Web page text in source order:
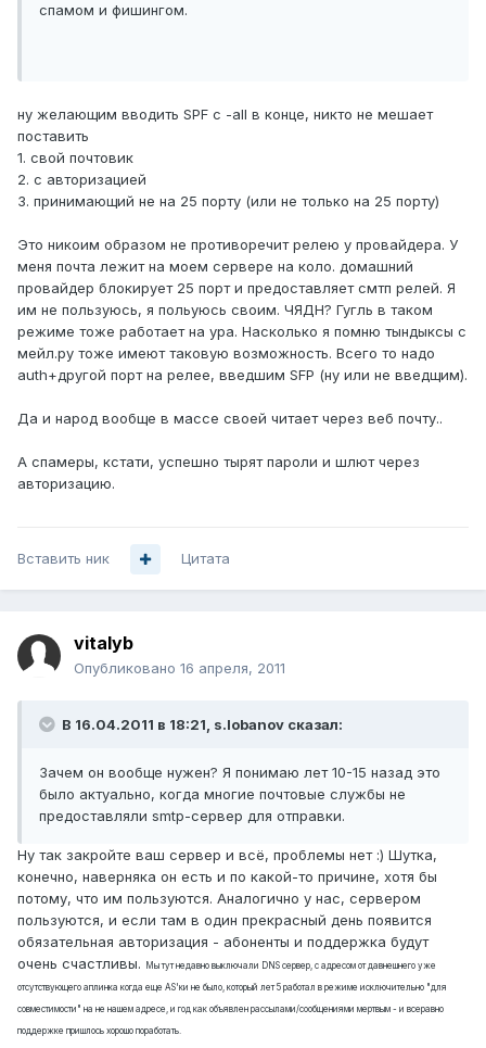
спамом и фишингом.
ну желающим вводить SPF с -all в конце, никто не мешает
поставить
1. свой почтовик
2. с авторизацией
3. принимающий не на 25 порту (или не только на 25 порту)
Это никоим образом не противоречит релею у провайдера. У
меня почта лежит на моем сервере на коло. домашний
провайдер блокирует 25 порт и предоставляет смтп релей. Я
им не пользуюсь, я польуюсь своим. ЧЯДН? Гугль в таком
режиме тоже работает на ура. Насколько я помню тындыксы с
мейл.ру тоже имеют таковую возможность. Всего то надо
auth+другой порт на релее, введшим SFP (ну или не введщим).
Да и народ вообще в массе своей читает через веб почту..
А спамеры, кстати, успешно тырят пароли и шлют через
авторизацию.
Вставить ник Цитата
vitalyb
Опубликовано 16 апреля, 2011
В 16.04.2011 в 18:21, s.lobanov сказал:
Зачем он вообще нужен? Я понимаю лет 10-15 назад это
было актуально, когда многие почтовые службы не
предоставляли smtp-сервер для отправки.
Ну так закройте ваш сервер и всё, проблемы нет :) Шутка,
конечно, наверняка он есть и по какой-то причине, хотя бы
потому, что им пользуются. Аналогично у нас, сервером
пользуются, и если там в один прекрасный день появится
обязательная авторизация - абоненты и поддержка будут
очень счастливы. Мы тут недавно выключали DNS сервер, с адресом от давнешнего уже
отсутствующего аплинка когда еще AS'ки не было, который лет 5 работал в режиме исключительно "для
совместимости" на не нашем адресе, и год как объявлен рассылами/сообщениями мертвым - и всеравно
поддержке пришлось хорошо поработать.